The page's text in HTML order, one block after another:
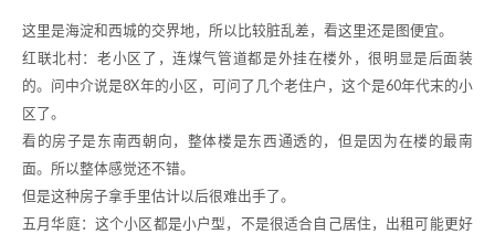
这里是海淀和西城的交界地，所以比较脏乱差，看这里还是图便宜。
红联北村：老小区了，连煤气管道都是外挂在楼外，很明显是后面装
的。问中介说是8X年的小区，可问了几个老住户，这个是60年代末的小
区了。
看的房子是东南西朝向，整体楼是东西通透的，但是因为在楼的最南
面。所以整体感觉还不错。
但是这种房子拿手里估计以后很难出手了。
五月华庭：这个小区都是小户型，不是很适合自己居住，出租可能更好